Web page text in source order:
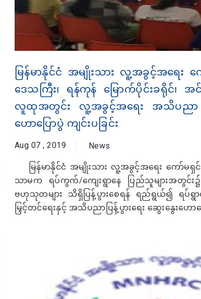
မြန်မာနိုင်ငံ အမျိုးသား လူ့အခွင့်အရေး
ဒေသကြီး၊ ရန်ကုန် မြောက်ပိုင်းခရိုင်၊
လူထုအတွင်း လူ့အခွင့်အရေး အသိပညာ ပြ
ဟောပြောပွဲ ကျင်းပခြင်း
Aug 07 , 2019 News
မြန်မာနိုင်ငံ အမျိုးသား လူ့အခွင့်အရေး ကော်မရှင်
သာမက ရပ်ကွက်/ကျေးရွာနေ ပြည်သူများအတွ
ဗဟုသုတများ သိရှိပြန့်ပွားစေရန် ရည်ရွယ်၍ ရပ်
မြှင့်တင်ရေးနှင့် အသိပညာပြန့်ပွားရေး ဆွေးနွေးဟောပ